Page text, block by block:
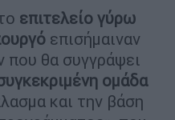
επιτελείο γύρω
επισήμαιναν
θα συγγράψει
ομάδα
και την βάση